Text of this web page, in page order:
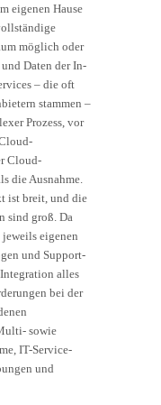
eigenen Hause
möglich oder
Daten der In-
– die oft
stammen –
Prozess, vor
Cloud-
die Ausnahme.
ist breit, und die
sind groß. Da
eigenen
und Support-
alles
bei der
sowie
IT-Service-
und